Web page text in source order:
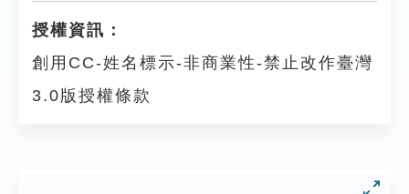
授權資訊：
創用CC-姓名標示-非商業性-禁止改作臺灣
3.0版授權條款